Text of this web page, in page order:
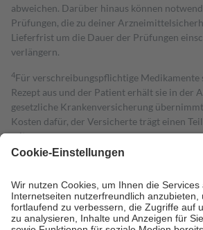
abweichen. Darüber hinaus können
Prüfungen, die zu deiner
Lieferfrist um die Dauer der Prüfungen
verlängern.
4Für verschreibungspflichtige
Rezept aus und der Patient erhält sie in der
gesetzliche Krankenversicherung
Kosten dafür, der Versicherte trägt einen
mit.
Grundsätzlich leisten Mitglieder
höchstens zehn Euro.
Es sind jedoch nie
Kosten der Leistung zu entrichten.
Diese Regeln gelten grundsätzlich auch für
Bei Heilmitteln und häuslicher